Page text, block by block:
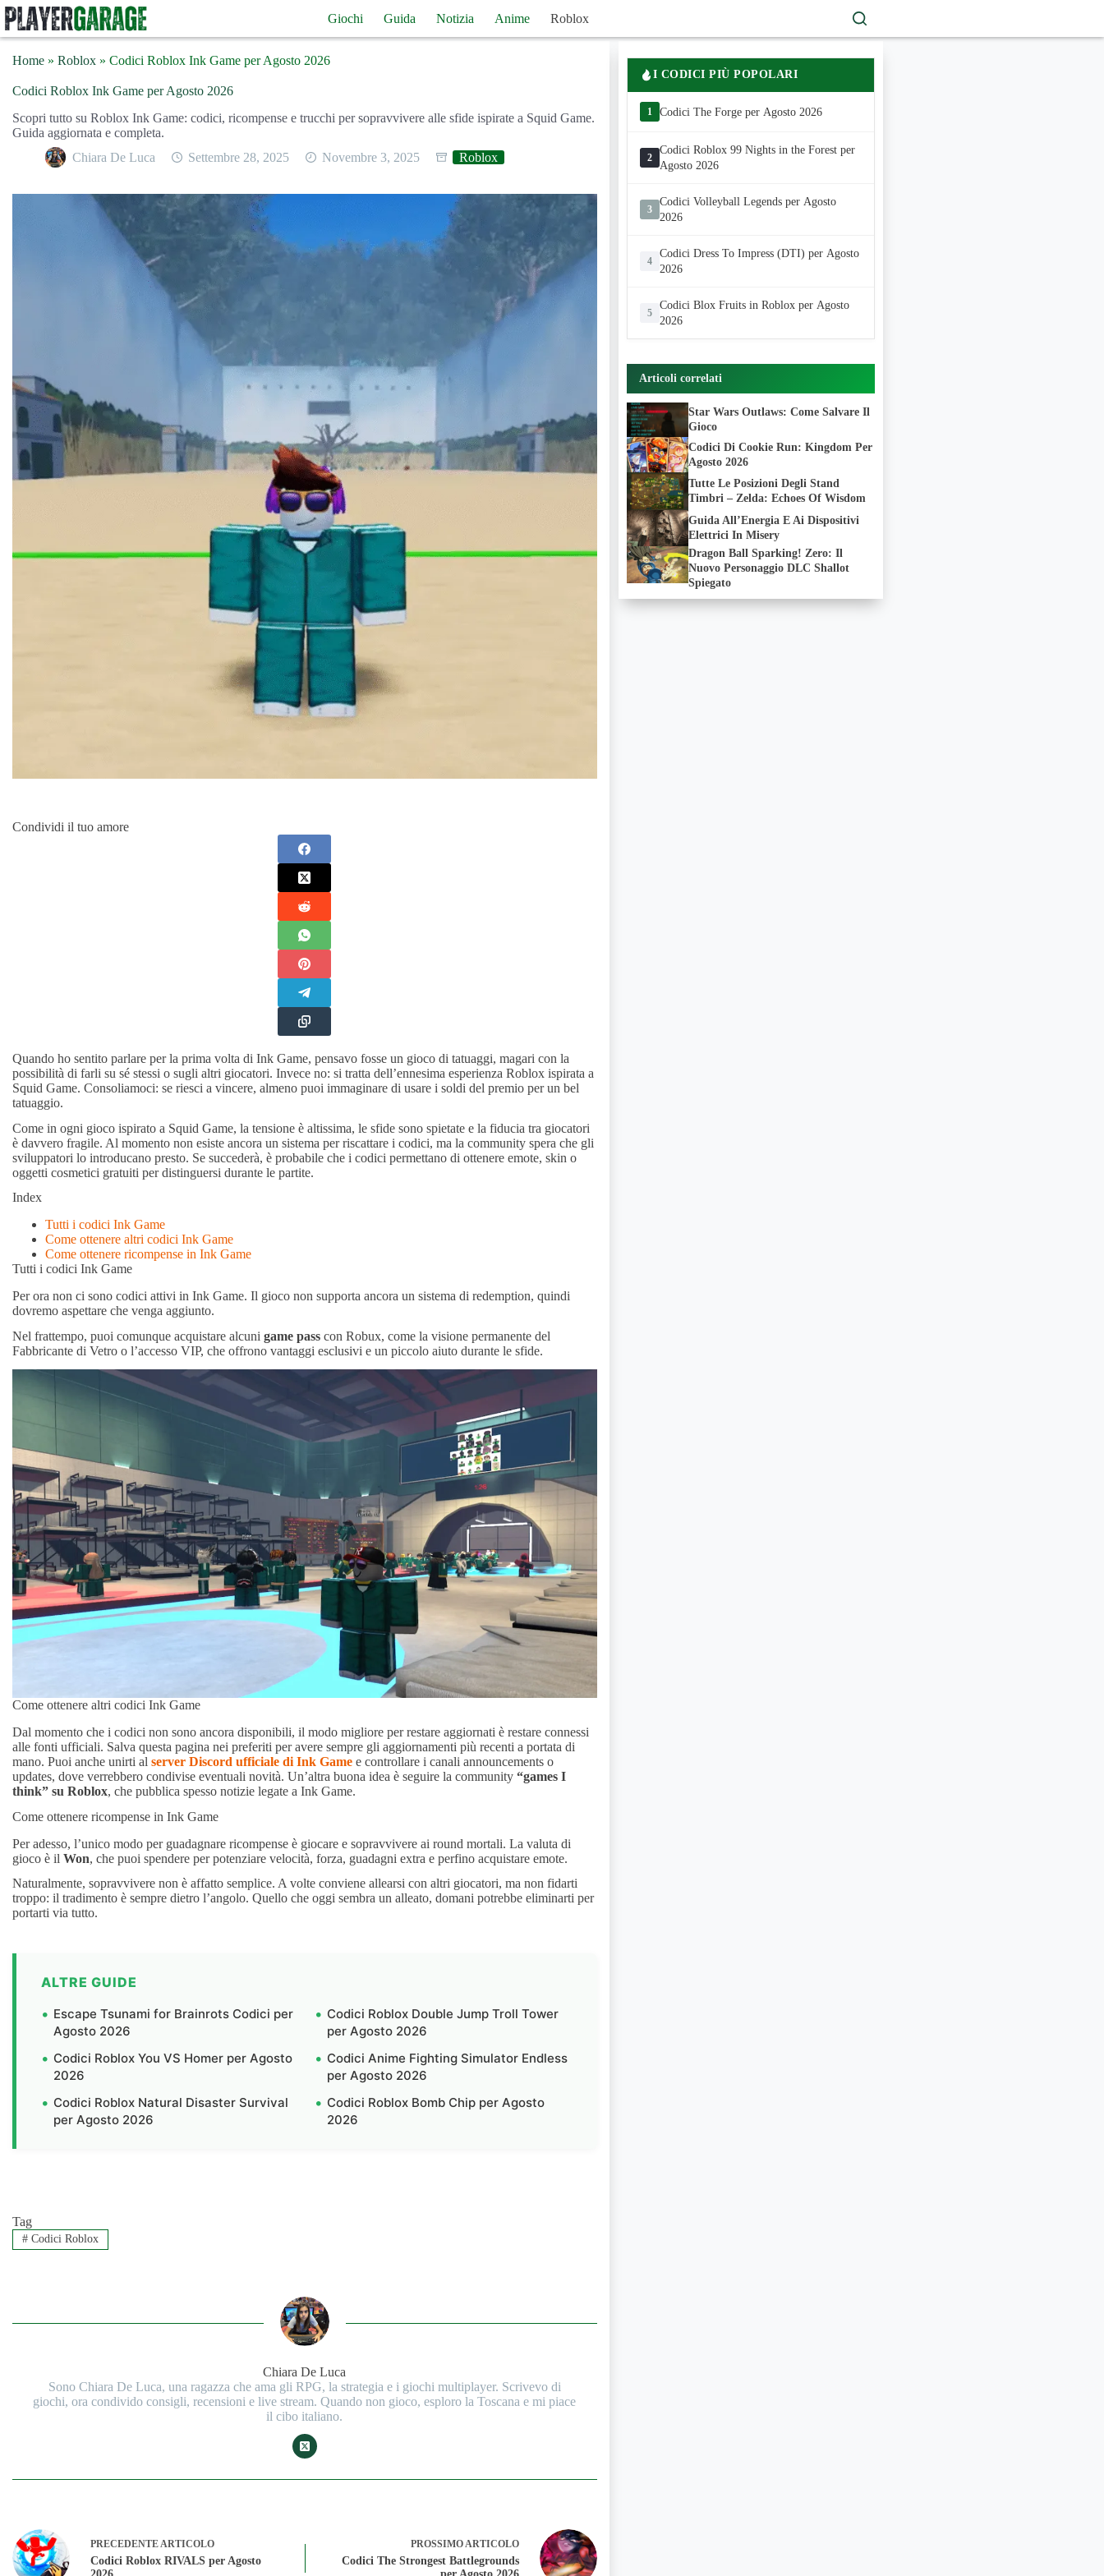
Salta
al
contenuto
Giochi Guida Notizia Anime Roblox
Home » Roblox » Codici Roblox Ink Game per Agosto 2026
Codici Roblox Ink Game per Agosto 2026
Scopri tutto su Roblox Ink Game: codici, ricompense e trucchi per sopravvivere alle sfide ispirate a Squid Game.
Guida aggiornata e completa.
Chiara De Luca
Settembre 28, 2025 Novembre 3, 2025 Roblox
Condividi il tuo amore
Quando ho sentito parlare per la prima volta di Ink Game, pensavo fosse un gioco di tatuaggi, magari con la
possibilità di farli su sé stessi o sugli altri giocatori. Invece no: si tratta dell’ennesima esperienza Roblox ispirata a
Squid Game. Consoliamoci: se riesci a vincere, almeno puoi immaginare di usare i soldi del premio per un bel
tatuaggio.
Come in ogni gioco ispirato a Squid Game, la tensione è altissima, le sfide sono spietate e la fiducia tra giocatori
è davvero fragile. Al momento non esiste ancora un sistema per riscattare i codici, ma la community spera che gli
sviluppatori lo introducano presto. Se succederà, è probabile che i codici permettano di ottenere emote, skin o
oggetti cosmetici gratuiti per distinguersi durante le partite.
Index
Tutti i codici Ink Game
Come ottenere altri codici Ink Game
Come ottenere ricompense in Ink Game
Tutti i codici Ink Game
Per ora non ci sono codici attivi in Ink Game. Il gioco non supporta ancora un sistema di redemption, quindi
dovremo aspettare che venga aggiunto.
Nel frattempo, puoi comunque acquistare alcuni game pass con Robux, come la visione permanente del
Fabbricante di Vetro o l’accesso VIP, che offrono vantaggi esclusivi e un piccolo aiuto durante le sfide.
Come ottenere altri codici Ink Game
Dal momento che i codici non sono ancora disponibili, il modo migliore per restare aggiornati è restare connessi
alle fonti ufficiali. Salva questa pagina nei preferiti per avere sempre gli aggiornamenti più recenti a portata di
mano. Puoi anche unirti al server Discord ufficiale di Ink Game e controllare i canali announcements o
updates, dove verrebbero condivise eventuali novità. Un’altra buona idea è seguire la community “games I
think” su Roblox, che pubblica spesso notizie legate a Ink Game.
Come ottenere ricompense in Ink Game
Per adesso, l’unico modo per guadagnare ricompense è giocare e sopravvivere ai round mortali. La valuta di
gioco è il Won, che puoi spendere per potenziare velocità, forza, guadagni extra e perfino acquistare emote.
Naturalmente, sopravvivere non è affatto semplice. A volte conviene allearsi con altri giocatori, ma non fidarti
troppo: il tradimento è sempre dietro l’angolo. Quello che oggi sembra un alleato, domani potrebbe eliminarti per
portarti via tutto.
ALTRE GUIDE
Escape Tsunami for Brainrots Codici per
Agosto 2026
Codici Roblox Double Jump Troll Tower
per Agosto 2026
Codici Roblox You VS Homer per Agosto
2026
Codici Anime Fighting Simulator Endless
per Agosto 2026
Codici Roblox Natural Disaster Survival
per Agosto 2026
Codici Roblox Bomb Chip per Agosto
2026
Tag
#Codici Roblox
Chiara De Luca
Sono Chiara De Luca, una ragazza che ama gli RPG, la strategia e i giochi multiplayer. Scrivevo di
giochi, ora condivido consigli, recensioni e live stream. Quando non gioco, esploro la Toscana e mi piace
il cibo italiano.
PRECEDENTEARTICOLO
Codici Roblox RIVALS per Agosto
PROSSIMOARTICOLO
Codici The Strongest Battlegrounds
I CODICI PIÙ POPOLARI
1 Codici The Forge per Agosto 2026
2
Codici Roblox 99 Nights in the Forest per
Agosto 2026
3
Codici Volleyball Legends per Agosto
2026
4
Codici Dress To Impress (DTI) per Agosto
2026
5
Codici Blox Fruits in Roblox per Agosto
2026
Articoli correlati
Star Wars Outlaws: Come Salvare Il
Gioco
Codici Di Cookie Run: Kingdom Per
Agosto 2026
Tutte Le Posizioni Degli Stand
Timbri – Zelda: Echoes Of Wisdom
Guida All’Energia E Ai Dispositivi
Elettrici In Misery
Dragon Ball Sparking! Zero: Il
Nuovo Personaggio DLC Shallot
Spiegato